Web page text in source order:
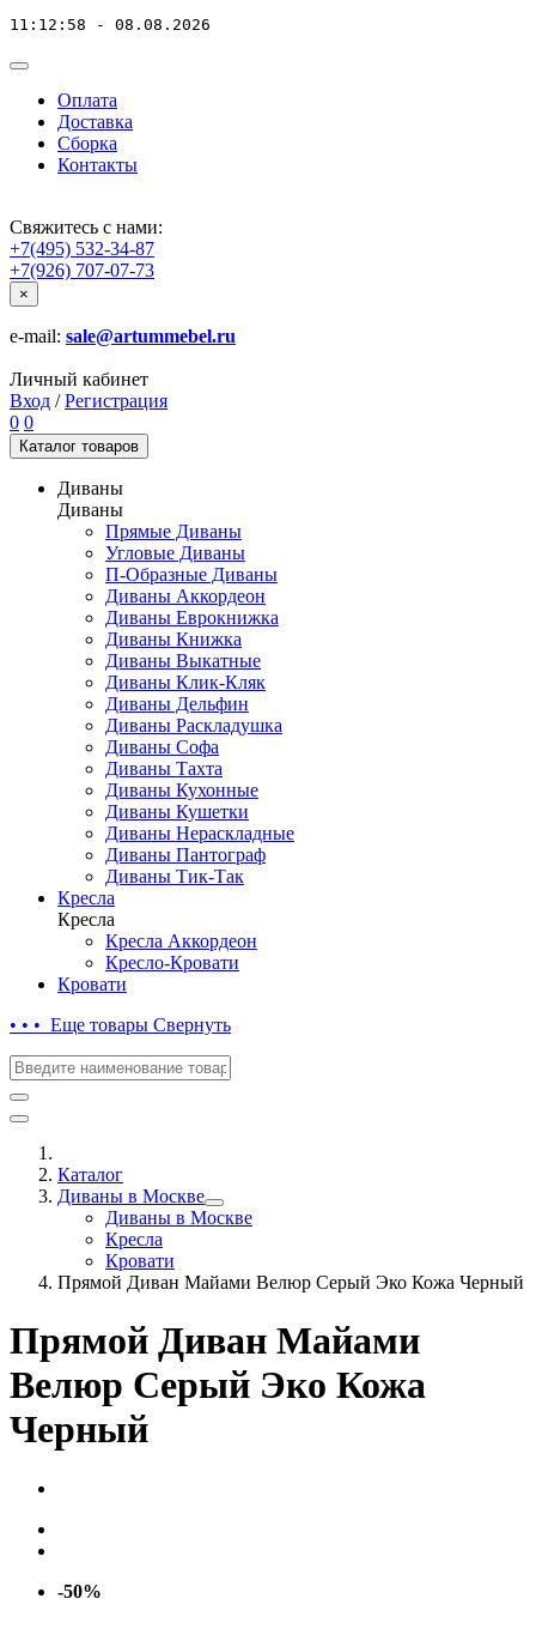
11:12:58 - 08.08.2026
Оплата
Доставка
Сборка
Контакты
Свяжитесь с нами:
+7(495) 532-34-87
+7(926) 707-07-73
×
e-mail: sale@artummebel.ru
Личный кабинет
Вход / Регистрация
0 0
Каталог товаров
Диваны
Диваны
Прямые Диваны
Угловые Диваны
П-Образные Диваны
Диваны Аккордеон
Диваны Еврокнижка
Диваны Книжка
Диваны Выкатные
Диваны Клик-Кляк
Диваны Дельфин
Диваны Раскладушка
Диваны Софа
Диваны Тахта
Диваны Кухонные
Диваны Кушетки
Диваны Нераскладные
Диваны Пантограф
Диваны Тик-Так
Кресла
Кресла
Кресла Аккордеон
Кресло-Кровати
Кровати
• • • Еще товары Свернуть
Каталог
Диваны в Москве
Диваны в Москве
Кресла
Кровати
Прямой Диван Майами Велюр Серый Эко Кожа Черный
Прямой Диван Майами
Велюр Серый Эко Кожа
Черный
-50%